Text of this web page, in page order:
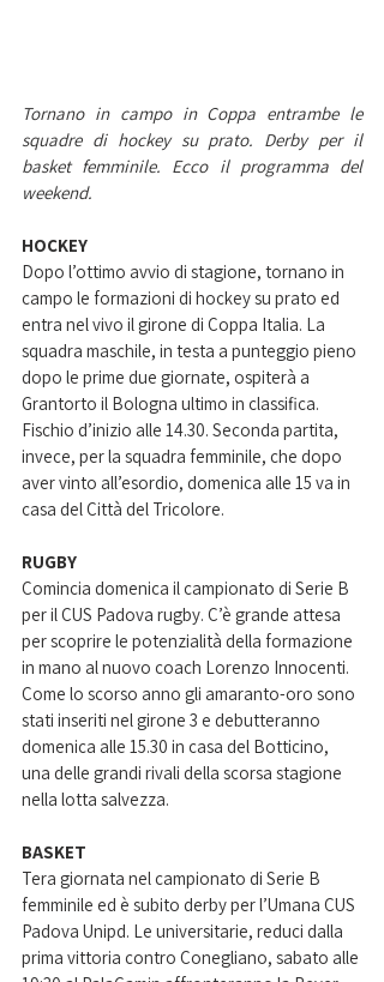
Tornano in campo in Coppa entrambe le
squadre di hockey su prato. Derby per il
basket femminile. Ecco il programma del
weekend.
HOCKEY
Dopo l’ottimo avvio di stagione, tornano in
campo le formazioni di hockey su prato ed
entra nel vivo il girone di Coppa Italia. La
squadra maschile, in testa a punteggio pieno
dopo le prime due giornate, ospiterà a
Grantorto il Bologna ultimo in classifica.
Fischio d’inizio alle 14.30. Seconda partita,
invece, per la squadra femminile, che dopo
aver vinto all’esordio, domenica alle 15 va in
casa del Città del Tricolore.
RUGBY
Comincia domenica il campionato di Serie B
per il CUS Padova rugby. C’è grande attesa
per scoprire le potenzialità della formazione
in mano al nuovo coach Lorenzo Innocenti.
Come lo scorso anno gli amaranto-oro sono
stati inseriti nel girone 3 e debutteranno
domenica alle 15.30 in casa del Botticino,
una delle grandi rivali della scorsa stagione
nella lotta salvezza.
BASKET
Tera giornata nel campionato di Serie B
femminile ed è subito derby per l’Umana CUS
Padova Unipd. Le universitarie, reduci dalla
prima vittoria contro Conegliano, sabato alle